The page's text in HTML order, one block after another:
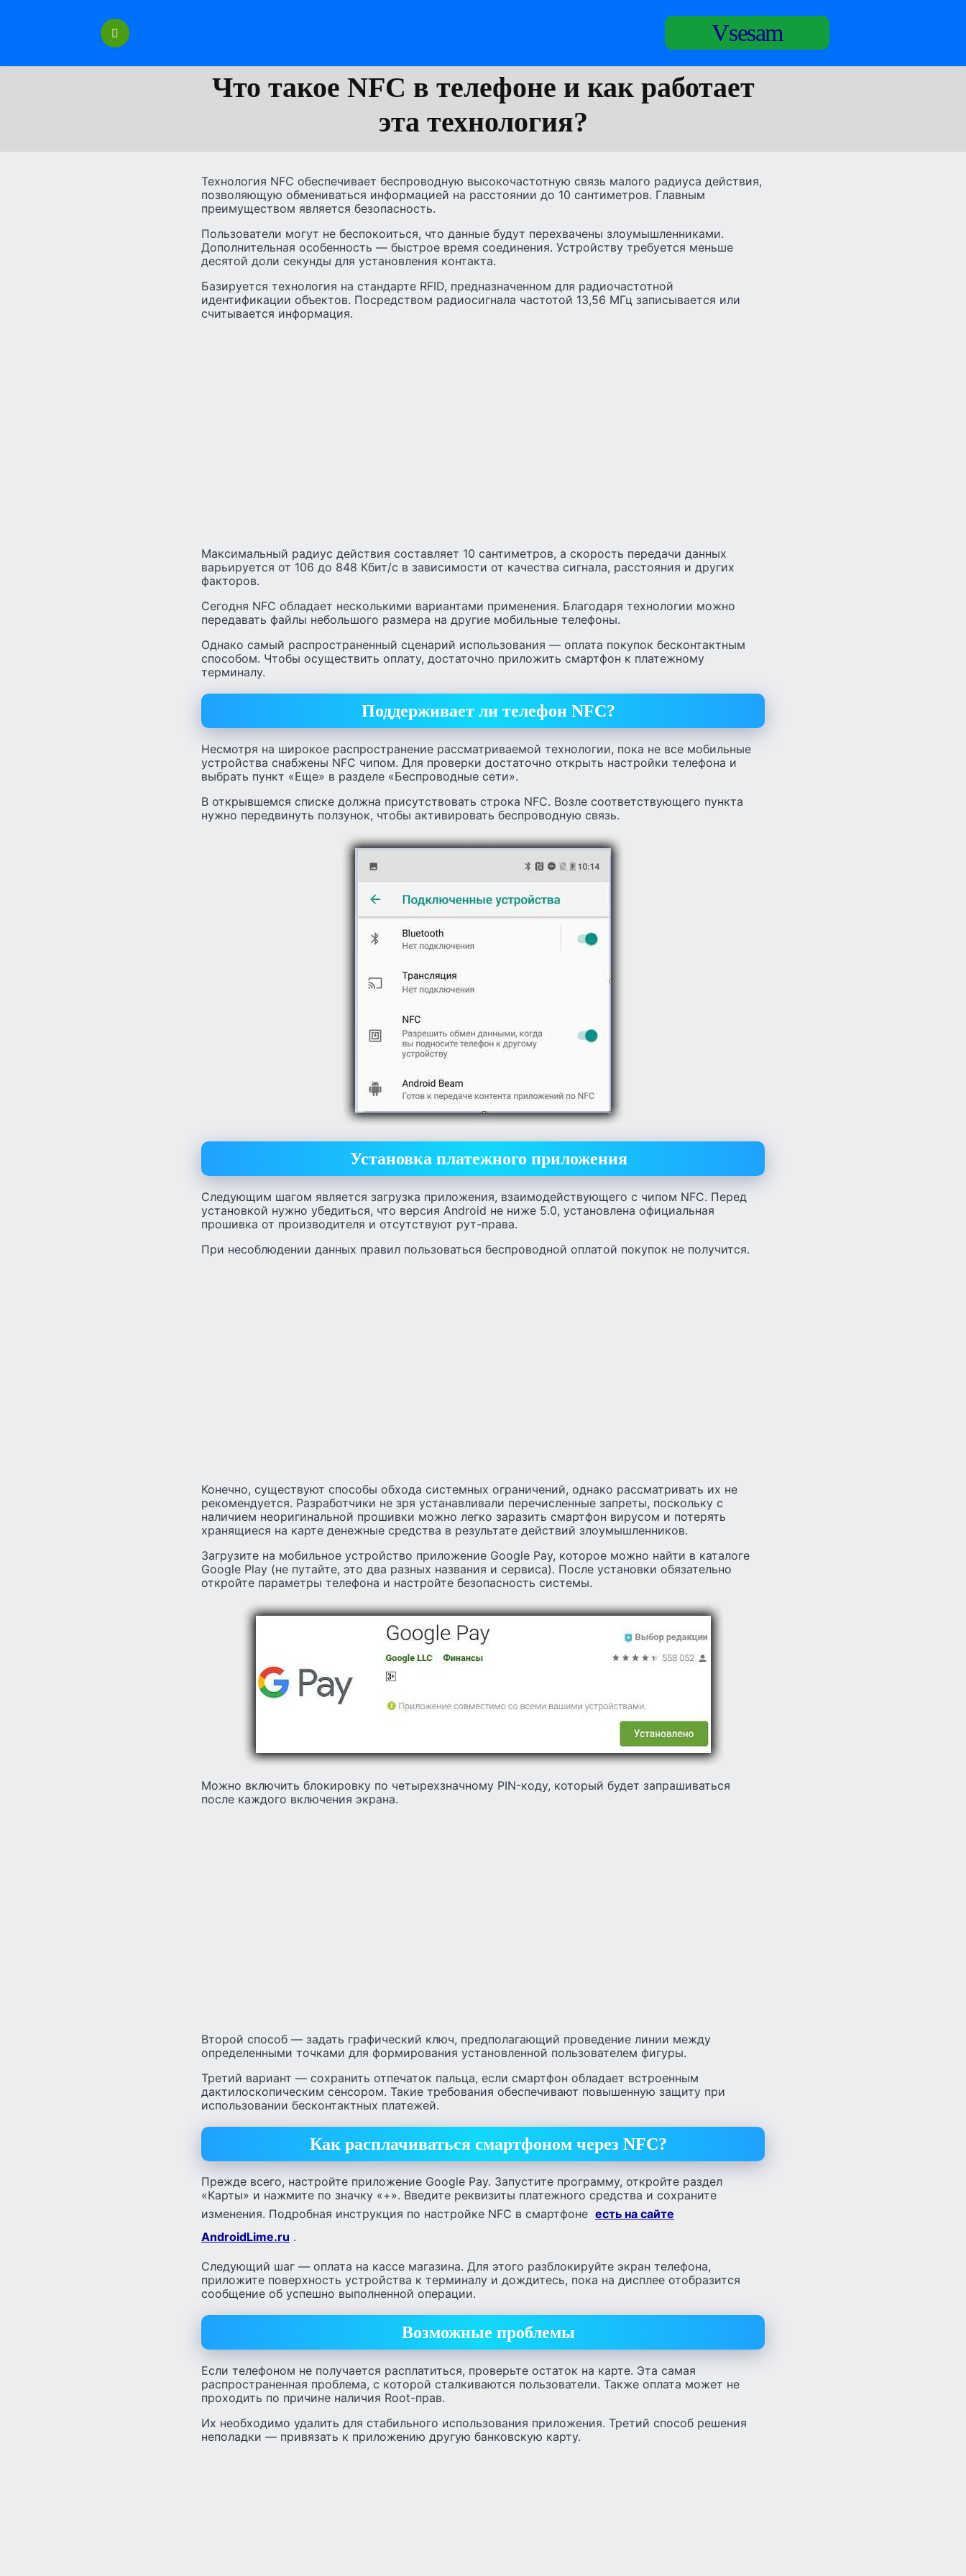
Vsesam
Что такое NFC в телефоне и как работает
эта технология?
Технология NFC обеспечивает беспроводную высокочастотную связь малого радиуса действия,
позволяющую обмениваться информацией на расстоянии до 10 сантиметров. Главным
преимуществом является безопасность.
Пользователи могут не беспокоиться, что данные будут перехвачены злоумышленниками.
Дополнительная особенность — быстрое время соединения. Устройству требуется меньше
десятой доли секунды для установления контакта.
Базируется технология на стандарте RFID, предназначенном для радиочастотной
идентификации объектов. Посредством радиосигнала частотой 13,56 МГц записывается или
считывается информация.
Максимальный радиус действия составляет 10 сантиметров, а скорость передачи данных
варьируется от 106 до 848 Кбит/с в зависимости от качества сигнала, расстояния и других
факторов.
Сегодня NFC обладает несколькими вариантами применения. Благодаря технологии можно
передавать файлы небольшого размера на другие мобильные телефоны.
Однако самый распространенный сценарий использования — оплата покупок бесконтактным
способом. Чтобы осуществить оплату, достаточно приложить смартфон к платежному
терминалу.
Поддерживает ли телефон NFC?
Несмотря на широкое распространение рассматриваемой технологии, пока не все мобильные
устройства снабжены NFC чипом. Для проверки достаточно открыть настройки телефона и
выбрать пункт «Еще» в разделе «Беспроводные сети».
В открывшемся списке должна присутствовать строка NFC. Возле соответствующего пункта
нужно передвинуть ползунок, чтобы активировать беспроводную связь.
Установка платежного приложения
Следующим шагом является загрузка приложения, взаимодействующего с чипом NFC. Перед
установкой нужно убедиться, что версия Android не ниже 5.0, установлена официальная
прошивка от производителя и отсутствуют рут-права.
При несоблюдении данных правил пользоваться беспроводной оплатой покупок не получится.
Конечно, существуют способы обхода системных ограничений, однако рассматривать их не
рекомендуется. Разработчики не зря устанавливали перечисленные запреты, поскольку с
наличием неоригинальной прошивки можно легко заразить смартфон вирусом и потерять
хранящиеся на карте денежные средства в результате действий злоумышленников.
Загрузите на мобильное устройство приложение Google Pay, которое можно найти в каталоге
Google Play (не путайте, это два разных названия и сервиса). После установки обязательно
откройте параметры телефона и настройте безопасность системы.
Можно включить блокировку по четырехзначному PIN-коду, который будет запрашиваться
после каждого включения экрана.
Второй способ — задать графический ключ, предполагающий проведение линии между
определенными точками для формирования установленной пользователем фигуры.
Третий вариант — сохранить отпечаток пальца, если смартфон обладает встроенным
дактилоскопическим сенсором. Такие требования обеспечивают повышенную защиту при
использовании бесконтактных платежей.
Как расплачиваться смартфоном через NFC?
Прежде всего, настройте приложение Google Pay. Запустите программу, откройте раздел
«Карты» и нажмите по значку «+». Введите реквизиты платежного средства и сохраните
изменения. Подробная инструкция по настройке NFC в смартфоне есть на сайте
AndroidLime.ru .
Следующий шаг — оплата на кассе магазина. Для этого разблокируйте экран телефона,
приложите поверхность устройства к терминалу и дождитесь, пока на дисплее отобразится
сообщение об успешно выполненной операции.
Возможные проблемы
Если телефоном не получается расплатиться, проверьте остаток на карте. Эта самая
распространенная проблема, с которой сталкиваются пользователи. Также оплата может не
проходить по причине наличия Root-прав.
Их необходимо удалить для стабильного использования приложения. Третий способ решения
неполадки — привязать к приложению другую банковскую карту.